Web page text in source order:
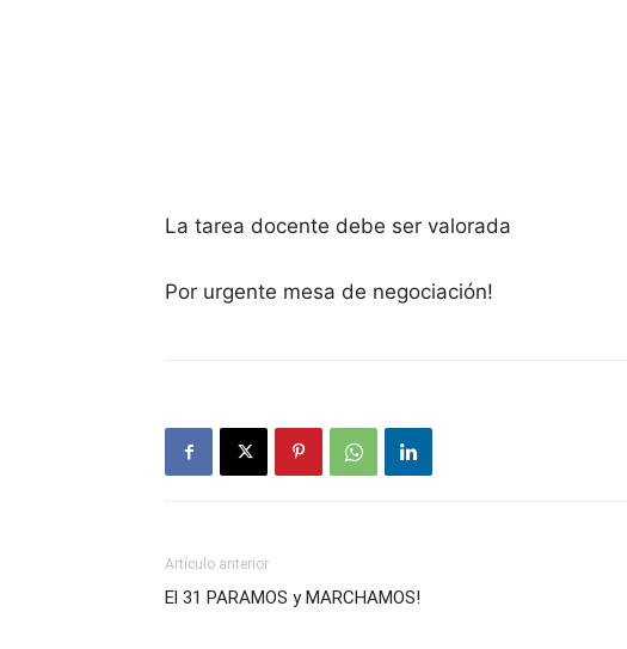
La tarea docente debe ser valorada
Por urgente mesa de negociación!
Artículo anterior
El 31 PARAMOS y MARCHAMOS!